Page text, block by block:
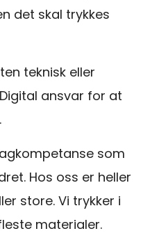
det skal trykkes
teknisk eller
ansvar for at
som
Hos oss er heller
store. Vi trykker i
materialer.